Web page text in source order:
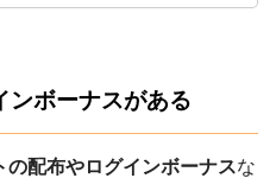
ンボーナスがある
の配布やログインボーナスな